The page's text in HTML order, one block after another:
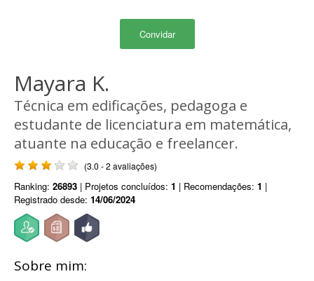
Convidar
Mayara K.
Técnica em edificações, pedagoga e
estudante de licenciatura em matemática,
atuante na educação e freelancer.
(3.0 - 2 avaliações)
Ranking: 26893 | Projetos concluídos: 1 | Recomendações: 1 |
Registrado desde: 14/06/2024
Sobre mim: